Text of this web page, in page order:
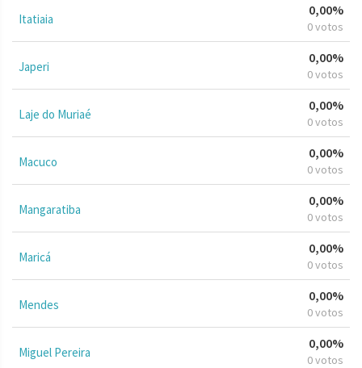
Itatiaia
0,00%
0 votos
Japeri
0,00%
0 votos
Laje do Muriaé
0,00%
0 votos
Macuco
0,00%
0 votos
Mangaratiba
0,00%
0 votos
Maricá
0,00%
0 votos
Mendes
0,00%
0 votos
Miguel Pereira
0,00%
0 votos